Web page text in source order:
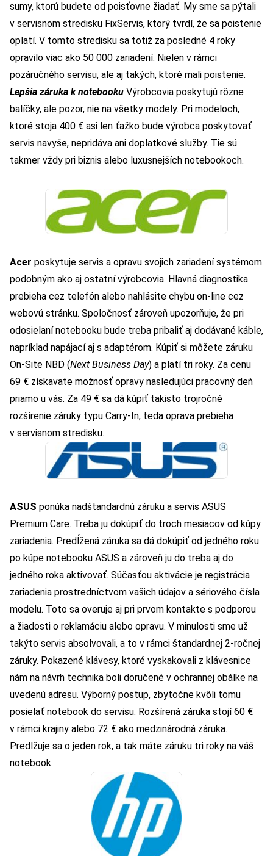
sumy, ktorú budete od poisťovne žiadať. My sme sa pýtali
v servisnom stredisku FixServis, ktorý tvrdí, že sa poistenie
oplatí. V tomto stredisku sa totiž za posledné 4 roky
opravilo viac ako 50 000 zariadení. Nielen v rámci
pozáručného servisu, ale aj takých, ktoré mali poistenie.
Lepšia záruka k notebooku Výrobcovia poskytujú rôzne
balíčky, ale pozor, nie na všetky modely. Pri modeloch,
ktoré stoja 400 € asi len ťažko bude výrobca poskytovať
servis navyše, nepridáva ani doplatkové služby. Tie sú
takmer vždy pri biznis alebo luxusnejších notebookoch.
Acer poskytuje servis a opravu svojich zariadení systémom
podobným ako aj ostatní výrobcovia. Hlavná diagnostika
prebieha cez telefón alebo nahlásite chybu on-line cez
webovú stránku. Spoločnosť zároveň upozorňuje, že pri
odosielaní notebooku bude treba pribaliť aj dodávané káble,
napríklad napájací aj s adaptérom. Kúpiť si môžete záruku
On-Site NBD (Next Business Day) a platí tri roky. Za cenu
69 € získavate možnosť opravy nasledujúci pracovný deň
priamo u vás. Za 49 € sa dá kúpiť takisto trojročné
rozšírenie záruky typu Carry-In, teda oprava prebieha
v servisnom stredisku.
ASUS ponúka nadštandardnú záruku a servis ASUS
Premium Care. Treba ju dokúpiť do troch mesiacov od kúpy
zariadenia. Predĺžená záruka sa dá dokúpiť od jedného roku
po kúpe notebooku ASUS a zároveň ju do treba aj do
jedného roka aktivovať. Súčasťou aktivácie je registrácia
zariadenia prostredníctvom vašich údajov a sériového čísla
modelu. Toto sa overuje aj pri prvom kontakte s podporou
a žiadosti o reklamáciu alebo opravu. V minulosti sme už
takýto servis absolvovali, a to v rámci štandardnej 2-ročnej
záruky. Pokazené klávesy, ktoré vyskakovali z klávesnice
nám na návrh technika boli doručené v ochrannej obálke na
uvedenú adresu. Výborný postup, zbytočne kvôli tomu
posielať notebook do servisu. Rozšírená záruka stojí 60 €
v rámci krajiny alebo 72 € ako medzinárodná záruka.
Predlžuje sa o jeden rok, a tak máte záruku tri roky na váš
notebook.